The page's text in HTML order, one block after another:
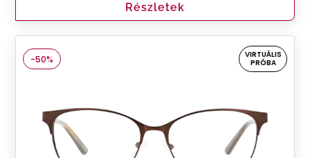
Részletek
-50%
VIRTUÁLIS
PRÓBA